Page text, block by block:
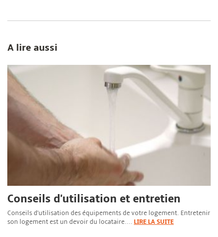
A lire aussi
Conseils d'utilisation et entretien
Conseils d'utilisation des équipements de votre logement. Entretenir
son logement est un devoir du locataire.... LIRE LA SUITE